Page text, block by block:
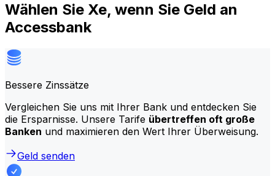
Wählen Sie Xe, wenn Sie Geld an
Accessbank
Bessere Zinssätze
Vergleichen Sie uns mit Ihrer Bank und entdecken Sie
die Ersparnisse. Unsere Tarife übertreffen oft große
Banken und maximieren den Wert Ihrer Überweisung.
Geld senden